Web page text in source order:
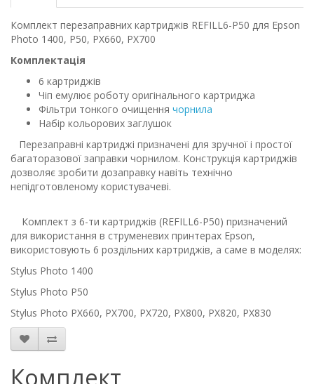
Комплект перезаправних картриджів REFILL6-P50 для Epson
Photo 1400, P50, PX660, PX700
Комплектація
6 картриджів
Чіп емулює роботу оригінального картриджа
Фільтри тонкого очищення чорнила
Набір кольорових заглушок
Перезаправні картриджі призначені для зручної і простої
багаторазової заправки чорнилом. Конструкція картриджів
дозволяє зробити дозаправку навіть технічно
непідготовленому користувачеві.
Комплект з 6-ти картриджів (REFILL6-P50) призначений
для використання в струменевих принтерах Epson,
використовують 6 роздільних картриджів, а саме в моделях:
Stylus Photo 1400
Stylus Photo P50
Stylus Photo PX660, PX700, PX720, PX800, PX820, PX830
Комплект